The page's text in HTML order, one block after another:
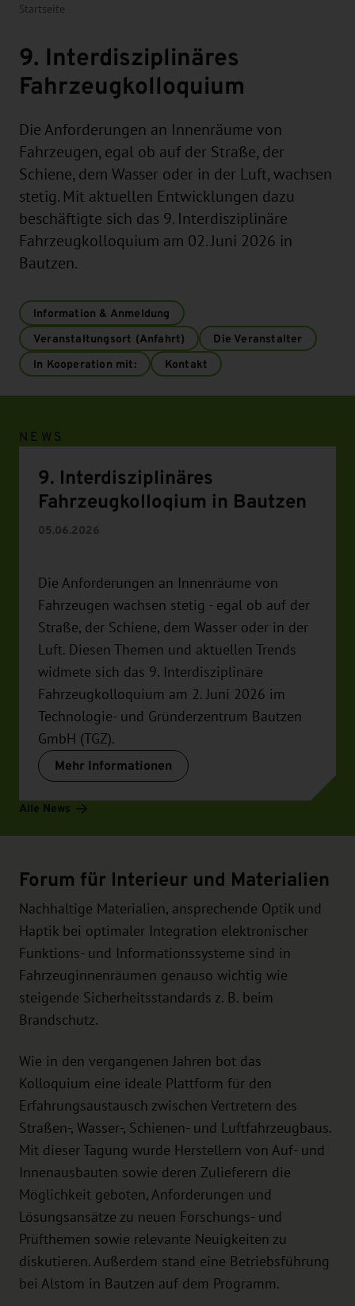
Startseite
9. Interdisziplinäres
Fahrzeugkolloquium
Die Anforderungen an Innenräume von
Fahrzeugen, egal ob auf der Straße, der
Schiene, dem Wasser oder in der Luft, wachsen
stetig. Mit aktuellen Entwicklungen dazu
beschäftigte sich das 9. Interdisziplinäre
Fahrzeugkolloquium am 02. Juni 2026 in
Bautzen.
Information & Anmeldung
Veranstaltungsort (Anfahrt)
Die Veranstalter
In Kooperation mit:
Kontakt
NEWS
9. Interdisziplinäres
Fahrzeugkolloqium in Bautzen
05.06.2026
Die Anforderungen an Innenräume von
Fahrzeugen wachsen stetig - egal ob auf der
Straße, der Schiene, dem Wasser oder in der
Luft. Diesen Themen und aktuellen Trends
widmete sich das 9. Interdisziplinäre
Fahrzeugkolloquium am 2. Juni 2026 im
Technologie- und Gründerzentrum Bautzen
GmbH (TGZ).
Mehr Informationen
Alle News
Forum für Interieur und Materialien
Nachhaltige Materialien, ansprechende Optik und
Haptik bei optimaler Integration elektronischer
Funktions- und Informationssysteme sind in
Fahrzeuginnenräumen genauso wichtig wie
steigende Sicherheitsstandards z. B. beim
Brandschutz.
Wie in den vergangenen Jahren bot das
Kolloquium eine ideale Plattform für den
Erfahrungsaustausch zwischen Vertretern des
Straßen-, Wasser-, Schienen- und Luftfahrzeugbaus.
Mit dieser Tagung wurde Herstellern von Auf- und
Innenausbauten sowie deren Zulieferern die
Möglichkeit geboten, Anforderungen und
Lösungsansätze zu neuen Forschungs- und
Prüfthemen sowie relevante Neuigkeiten zu
diskutieren. Außerdem stand eine Betriebsführung
bei Alstom in Bautzen auf dem Programm.